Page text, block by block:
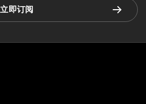
立即订阅